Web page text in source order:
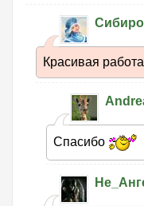
Красивая работа
Спасибо